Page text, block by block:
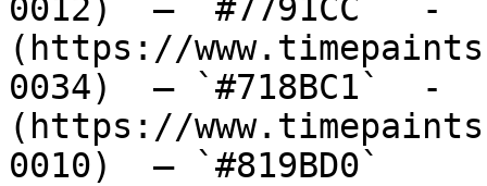
0012)  — `#7791CC`  -
(https://
0034)  — `#718BC1`  -
(https://
0010)  — `#819BD0`